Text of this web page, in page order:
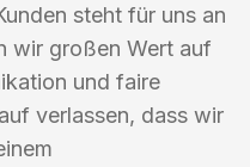
steht für uns an
wir großen Wert auf
und faire
verlassen, dass wir